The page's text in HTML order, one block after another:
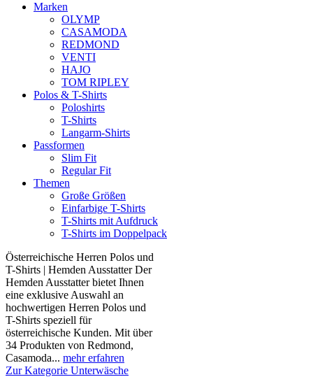
Marken
OLYMP
CASAMODA
REDMOND
VENTI
HAJO
TOM RIPLEY
Polos & T-Shirts
Poloshirts
T-Shirts
Langarm-Shirts
Passformen
Slim Fit
Regular Fit
Themen
Große Größen
Einfarbige T-Shirts
T-Shirts mit Aufdruck
T-Shirts im Doppelpack
Österreichische Herren Polos und
T-Shirts | Hemden Ausstatter Der
Hemden Ausstatter bietet Ihnen
eine exklusive Auswahl an
hochwertigen Herren Polos und
T-Shirts speziell für
österreichische Kunden. Mit über
34 Produkten von Redmond,
Casamoda... mehr erfahren
Zur Kategorie Unterwäsche